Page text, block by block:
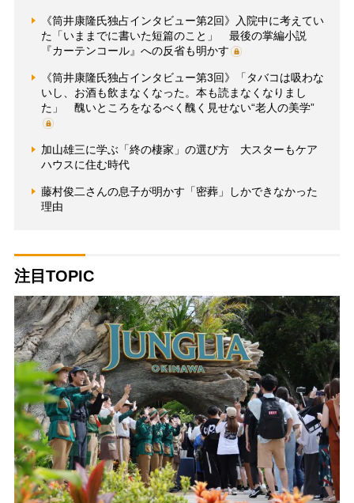
《筒井康隆氏独占インタビュー第2回》入院中に考えてい
た「いままでに書いた短篇のこと」 最後の掌編小説
『カーテンコール』への反省も明かす
《筒井康隆氏独占インタビュー第3回》「タバコは吸わな
いし、お酒も飲まなくなった。本も読まなくなりまし
た」 醜いところをなるべく醜く見せない“老人の美学”
加山雄三に学ぶ「終の棲家」の選び方 大スターもケア
ハウスに住む時代
藤村俊二さんの息子が明かす「密葬」しかできなかった
理由
注目TOPIC